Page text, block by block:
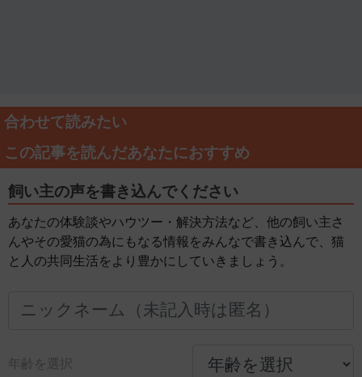
合わせて読みたい
この記事を読んだあなたにおすすめ
飼い主の声を書き込んでください
あなたの体験談やハウツー・解決方法など、他の飼い主さ
んやその愛猫の為にもなる情報をみんなで書き込んで、猫
と人の共同生活をより豊かにしていきましょう。
年齢を選択